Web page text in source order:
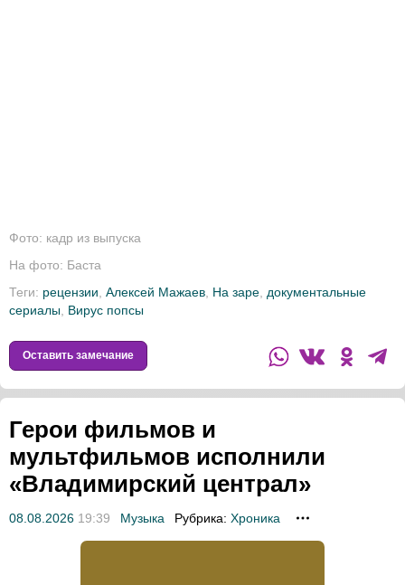
Фото: кадр из выпуска
На фото: Баста
Теги: рецензии Алексей Мажаев На заре документальные
сериалы Вирус попсы
Оставить замечание
Герои фильмов и
мультфильмов исполнили
«Владимирский централ»
08.08.2026 19:39 Музыка Рубрика: Хроника